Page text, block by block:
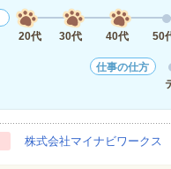
20代
30代 40代 50
仕事の仕方
株式会社マイナビワークス